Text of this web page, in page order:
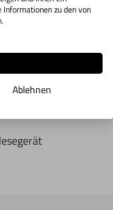
zu den von
Ablehnen